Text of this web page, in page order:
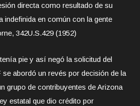
directa como resultado de su
indefinida en común con la gente
342U.S.429 (1952)
pie y así negó la solicitud del
abordó un revés por decisión de la
grupo de contribuyentes de Arizona
estatal que dio crédito por